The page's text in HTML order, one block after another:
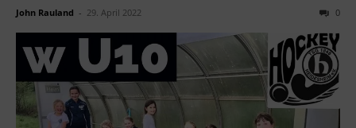
John Rauland - 29. April 2022 0